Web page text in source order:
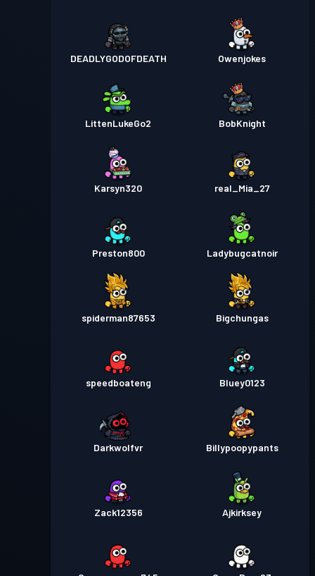
DEADLYGODOFDEATH Owenjokes
LittenLukeGo2 BobKnight
Karsyn320 real_Mia_27
Preston800 Ladybugcatnoir
spiderman87653 Bigchungas
speedboateng Bluey0123
Darkwolfvr Billypoopypants
Zack12356 Ajkirksey